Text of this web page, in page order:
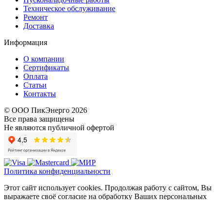
Техническое обслуживание
Ремонт
Доставка
Информация
О компании
Сертификаты
Оплата
Статьи
Контакты
© ООО ПикЭнерго 2026
Все права защищены
Не являются публичной офертой
Политика конфиденциальности
Этот сайт использует cookies. Продолжая работу с сайтом, Вы
выражаете своё согласие на обработку Ваших персональных